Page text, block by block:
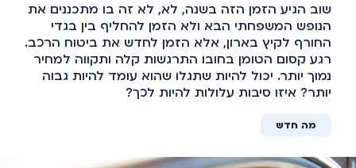
שוב הגיע הזמן הזה בשנה, לא, לא זה בו מתכננים את
הנופש המשפחתי הבא ולא הזמן להחליף בין בגדי
החורף לקיץ בארון, אלא הזמן לחדש את ביטוח הרכב.
רגע קסום הטומן בחובו התרגשות קלה ותקווה למחיר
נמוך יותר. יכול להיות שתגלו שהוא עומד להיות גבוה
יותר? איזו סיבות עלולות להיות לכך?
מה חדש